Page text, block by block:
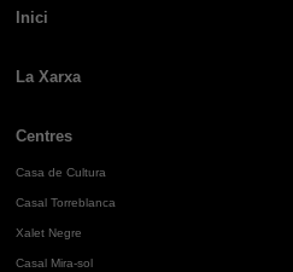
Inici
La Xarxa
Centres
Casa de Cultura
Casal Torreblanca
Xalet Negre
Casal Mira-sol